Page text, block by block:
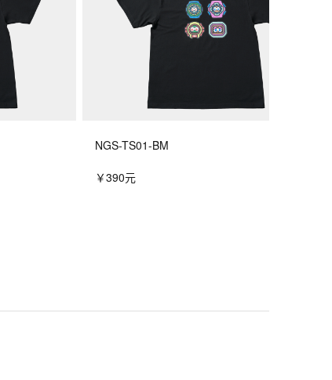
NGS-TS01-BM
￥390元